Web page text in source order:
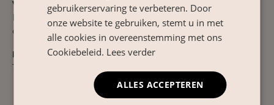
Verzorgingsinstructies
Fijne was tot 30°C. Niet bleken, niet geschikt voor de
droger, lauw strijken en niet chemisch reinigen.
Product Nr.
10601714362451
gebruikerservaring te verbeteren. Door
onze website te gebruiken, stemt u in met
alle cookies in overeenstemming met ons
Cookiebeleid. Lees verder
ALLES ACCEPTEREN